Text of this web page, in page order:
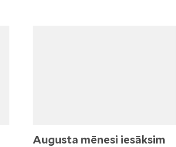
Augusta mēnesi iesāksim